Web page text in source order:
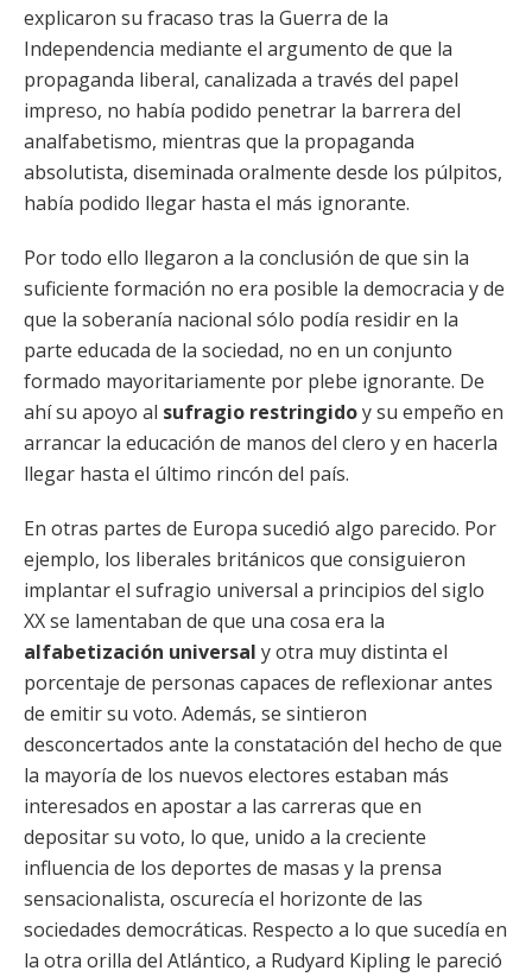
explicaron su fracaso tras la Guerra de la
Independencia mediante el argumento de que la
propaganda liberal, canalizada a través del papel
impreso, no había podido penetrar la barrera del
analfabetismo, mientras que la propaganda
absolutista, diseminada oralmente desde los púlpitos,
había podido llegar hasta el más ignorante.
Por todo ello llegaron a la conclusión de que sin la
suficiente formación no era posible la democracia y de
que la soberanía nacional sólo podía residir en la
parte educada de la sociedad, no en un conjunto
formado mayoritariamente por plebe ignorante. De
ahí su apoyo al sufragio restringidoy su empeño en
arrancar la educación de manos del clero y en hacerla
llegar hasta el último rincón del país.
En otras partes de Europa sucedió algo parecido. Por
ejemplo, los liberales británicos que consiguieron
implantar el sufragio universal a principios del siglo
XX se lamentaban de que una cosa era la
alfabetización universal y otra muy distinta el
porcentaje de personas capaces de reflexionar antes
de emitir su voto. Además, se sintieron
desconcertados ante la constatación del hecho de que
la mayoría de los nuevos electores estaban más
interesados en apostar a las carreras que en
depositar su voto, lo que, unido a la creciente
influencia de los deportes de masas y la prensa
sensacionalista, oscurecía el horizonte de las
sociedades democráticas. Respecto a lo que sucedía en
la otra orilla del Atlántico, a Rudyard Kipling le pareció